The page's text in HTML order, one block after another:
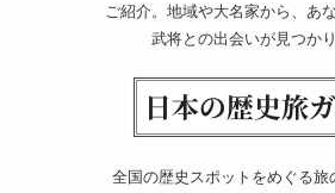
ご紹介。地域や大名家から、あ
武将との出会いが見つかり
全国の歴史スポットをめぐる旅